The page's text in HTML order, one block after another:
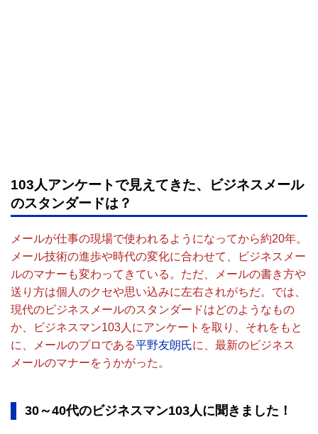
103人アンケートで見えてきた、ビジネスメール
のスタンダードは？
メールが仕事の現場で使われるようになってから約20年。
メール技術の進歩や時代の変化に合わせて、ビジネスメー
ルのマナーも変わってきている。ただ、メールの書き方や
送り方は個人のクセや思い込みに左右されがちだ。では、
現代のビジネスメールのスタンダードはどのようなもの
か、ビジネスマン103人にアンケートを取り、それをもと
に、メールのプロである平野友朗氏に、最新のビジネス
メールのマナーをうかがった。
30～40代のビジネスマン103人に聞きました！